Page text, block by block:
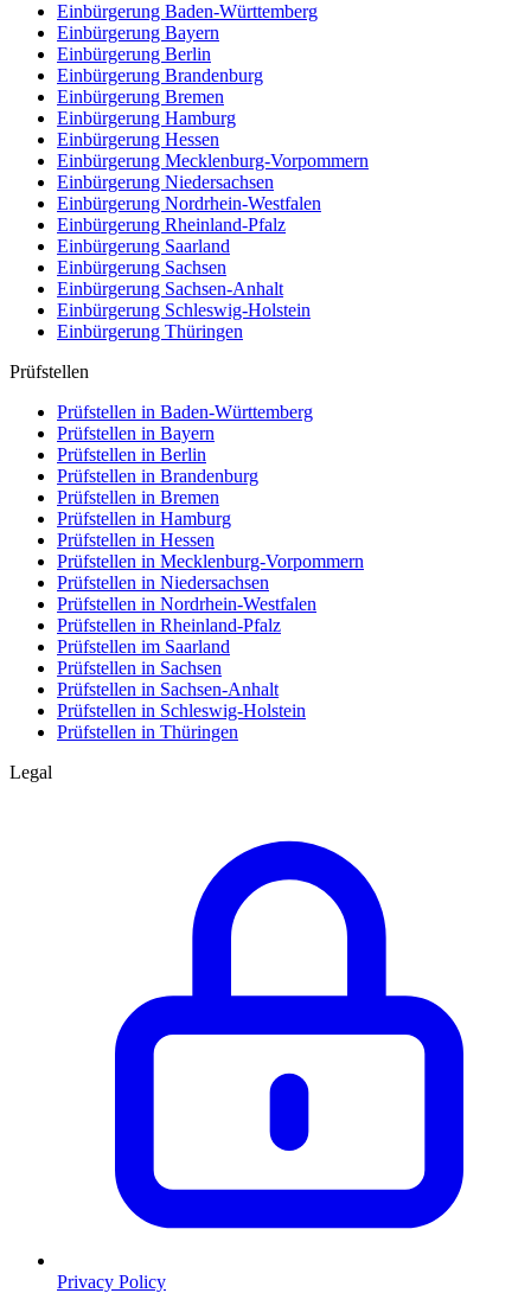
Einbürgerung Baden-Württemberg
Einbürgerung Bayern
Einbürgerung Berlin
Einbürgerung Brandenburg
Einbürgerung Bremen
Einbürgerung Hamburg
Einbürgerung Hessen
Einbürgerung Mecklenburg-Vorpommern
Einbürgerung Niedersachsen
Einbürgerung Nordrhein-Westfalen
Einbürgerung Rheinland-Pfalz
Einbürgerung Saarland
Einbürgerung Sachsen
Einbürgerung Sachsen-Anhalt
Einbürgerung Schleswig-Holstein
Einbürgerung Thüringen
Prüfstellen
Prüfstellen in Baden-Württemberg
Prüfstellen in Bayern
Prüfstellen in Berlin
Prüfstellen in Brandenburg
Prüfstellen in Bremen
Prüfstellen in Hamburg
Prüfstellen in Hessen
Prüfstellen in Mecklenburg-Vorpommern
Prüfstellen in Niedersachsen
Prüfstellen in Nordrhein-Westfalen
Prüfstellen in Rheinland-Pfalz
Prüfstellen im Saarland
Prüfstellen in Sachsen
Prüfstellen in Sachsen-Anhalt
Prüfstellen in Schleswig-Holstein
Prüfstellen in Thüringen
Legal
Privacy Policy